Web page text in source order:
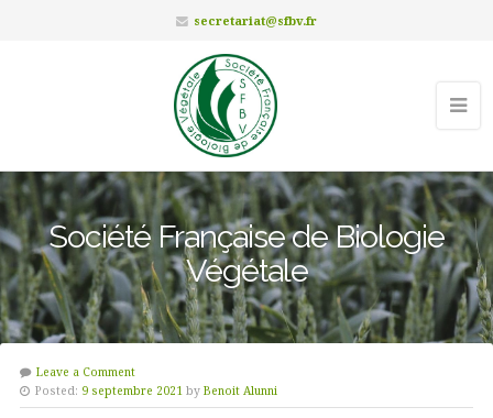
secretariat@sfbv.fr
Société Française de Biologie
Végétale
Leave a Comment
Posted: 9 septembre 2021 by Benoit Alunni